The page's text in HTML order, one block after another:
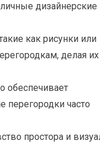
дизайнерские
как рисунки или
делая их
обеспечивает
перегородки часто
простора и